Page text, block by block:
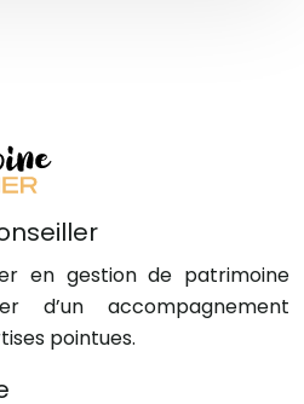
en gestion de patrimoine
d’un accompagnement
pointues.